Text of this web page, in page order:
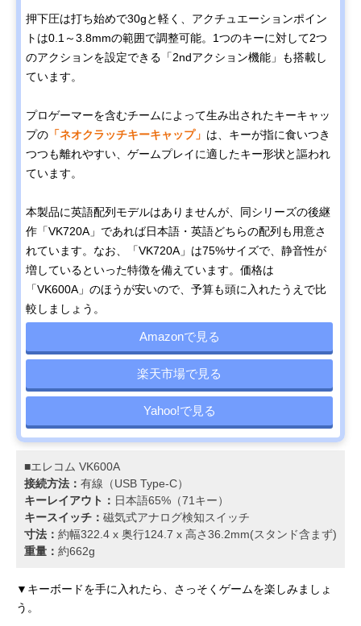
押下圧は打ち始めで30gと軽く、アクチュエーションポイン
トは0.1～3.8mmの範囲で調整可能。1つのキーに対して2つ
のアクションを設定できる「2ndアクション機能」も搭載し
ています。
プロゲーマーを含むチームによって生み出されたキーキャッ
プの 「ネオクラッチキーキャップ」 は、キーが指に食いつき
つつも離れやすい、ゲームプレイに適したキー形状と謳われ
ています。
本製品に英語配列モデルはありませんが、同シリーズの後継
作「VK720A」であれば日本語・英語どちらの配列も用意さ
れています。なお、「VK720A」は75%サイズで、静音性が
増しているといった特徴を備えています。価格は
「VK600A」のほうが安いので、予算も頭に入れたうえで比
較しましょう。
Amazonで見る
楽天市場で見る
Yahoo!で見る
■エレコム VK600A
接続方法： 有線（USB Type-C）
キーレイアウト： 日本語65%（71キー）
キースイッチ： 磁気式アナログ検知スイッチ
寸法： 約幅322.4 x 奥行124.7 x 高さ36.2mm(スタンド含まず)
重量： 約662g
▼キーボードを手に入れたら、さっそくゲームを楽しみましょ
う。